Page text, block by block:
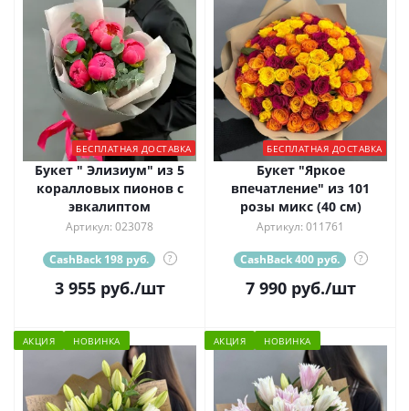
БЕСПЛАТНАЯ ДОСТАВКА
Букет " Элизиум" из 5
коралловых пионов с
эвкалиптом
Артикул: 023078
CashBack 198 руб. ?
3 955руб./шт
БЕСПЛАТНАЯ ДОСТАВКА
Букет "Яркое
впечатление" из 101
розы микс (40 см)
Артикул: 011761
CashBack 400 руб. ?
7 990руб./шт
АКЦИЯ НОВИНКА АКЦИЯ НОВИНКА